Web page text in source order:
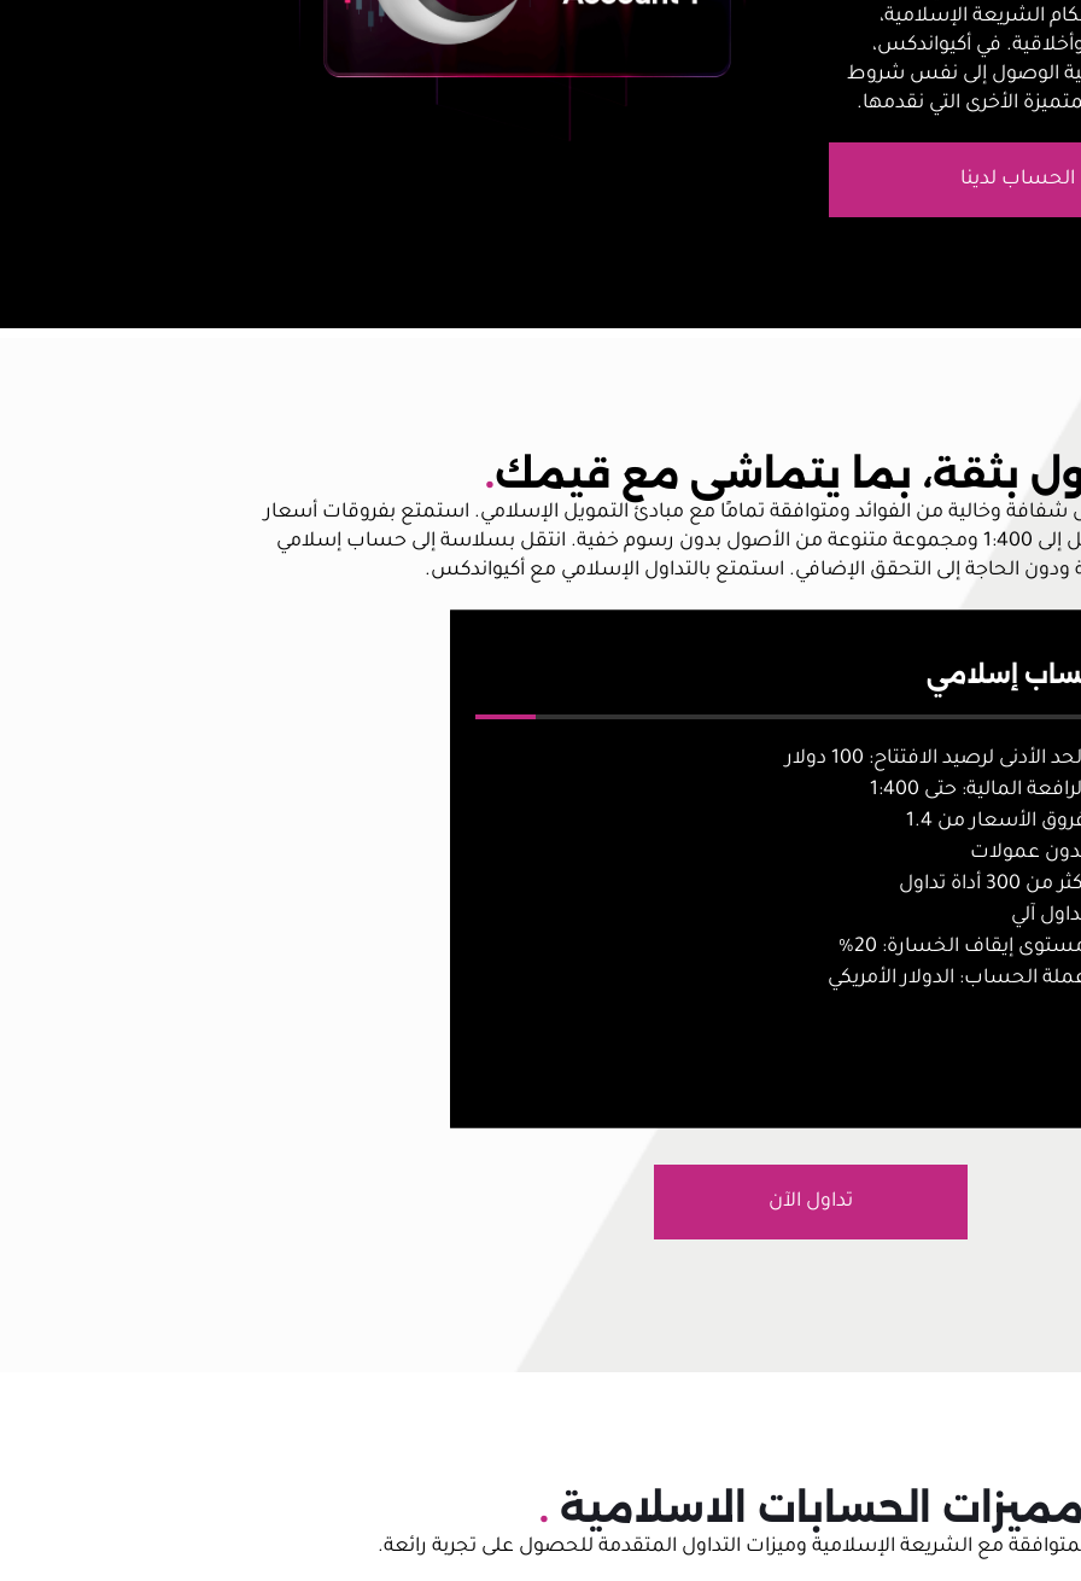
الشريعة الإسلامية،
في أكيواندكس،
الوصول إلى نفس شروط
الأخرى التي نقدمها.
لدينا
بثقة، بما يتماشى مع قيمك.
شفافة وخالية من الفوائد ومتوافقة تمامًا مع مبادئ التمويل الإسلامي. استمتع بفروقات أسعار
تنافسية ورافعة مالية عالية تصل إلى 1:400 ومجموعة متنوعة من الأصول بدون رسوم خفية. انتقل بسلاسة إلى حساب إسلامي
ودون الحاجة إلى التحقق الإضافي. استمتع بالتداول الإسلامي مع أكيواندكس.
إسلامي
الأدنى لرصيد الافتتاح: 100 دولار
المالية: حتى 1:400
الأسعار من 1.4
عمولات
من 300 أداة تداول
آلي
إيقاف الخسارة: 20%
الحساب: الدولار الأمريكي
تداول الآن
الحسابات الاسلامية .
مع الشريعة الإسلامية وميزات التداول المتقدمة للحصول على تجربة رائعة.